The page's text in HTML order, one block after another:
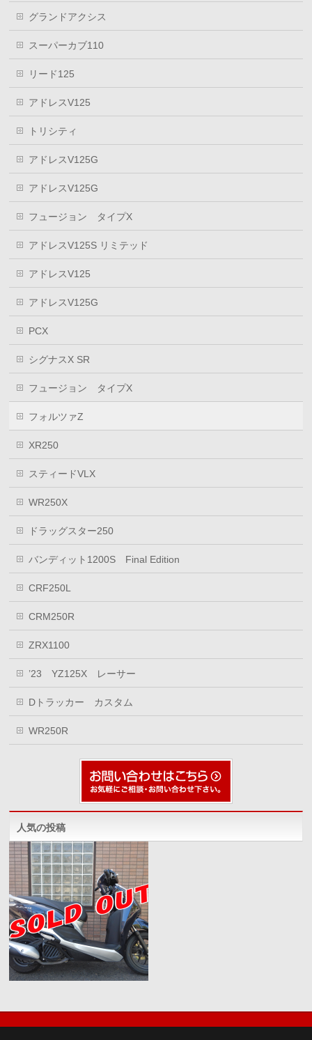
グランドアクシス
スーパーカブ110
リード125
アドレスV125
トリシティ
アドレスV125G
アドレスV125G
フュージョン タイプX
アドレスV125S リミテッド
アドレスV125
アドレスV125G
PCX
シグナスX SR
フュージョン タイプX
フォルツァZ
XR250
スティードVLX
WR250X
ドラッグスター250
バンディット1200S Final Edition
CRF250L
CRM250R
ZRX1100
’23 YZ125X レーサー
Dトラッカー カスタム
WR250R
人気の投稿